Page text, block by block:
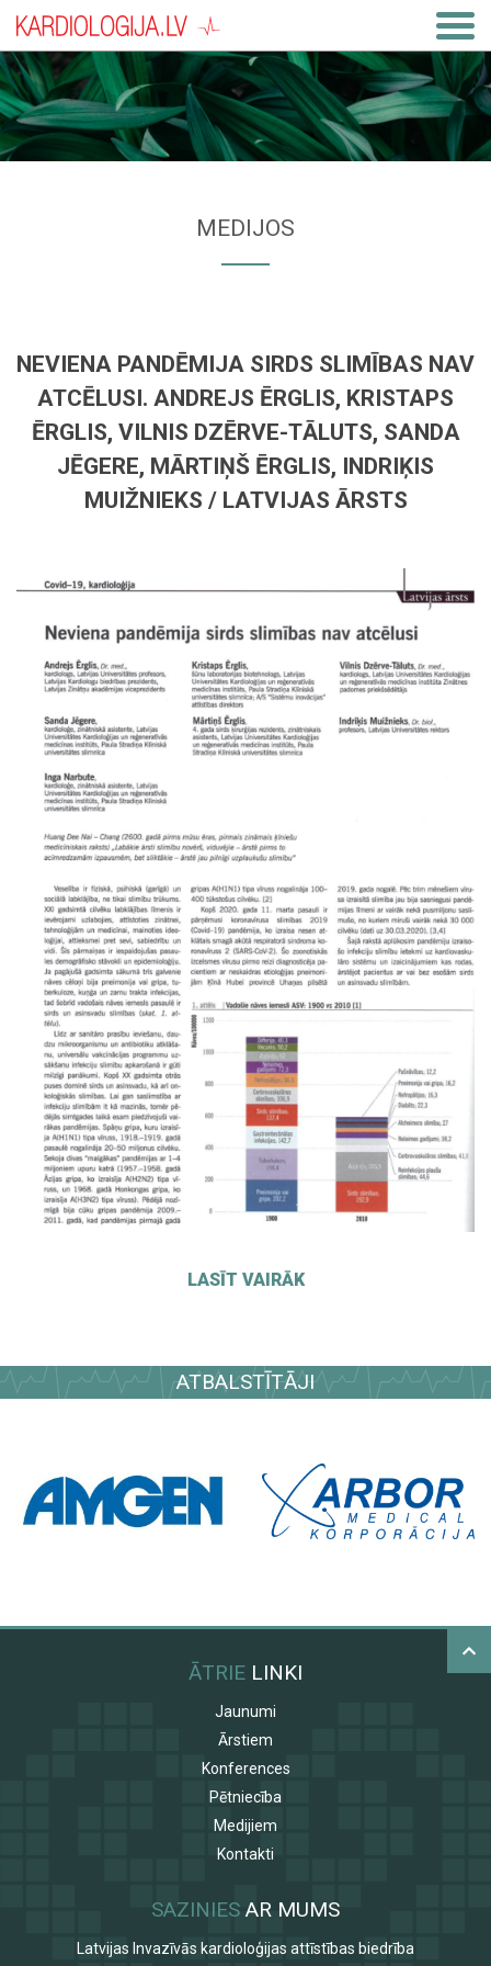
MEDIJOS
NEVIENA PANDĒMIJA SIRDS SLIMĪBAS NAV
ATCĒLUSI. ANDREJS ĒRGLIS, KRISTAPS
ĒRGLIS, VILNIS DZĒRVE-TĀLUTS, SANDA
JĒGERE, MĀRTIŅŠ ĒRGLIS, INDRIĶIS
MUIŽNIEKS / LATVIJAS ĀRSTS
LASĪT VAIRĀK
ATBALSTĪTĀJI
ĀTRIE LINKI
Jaunumi
Ārstiem
Konferences
Pētniecība
Medijiem
Kontakti
SAZINIES AR MUMS
Latvijas Invazīvās kardioloģijas attīstības biedrība